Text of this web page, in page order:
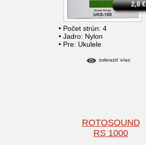
• Počet strún: 4
• Jadro: Nylon
• Pre: Ukulele
2,8€
zobraziť viac
ROTOSOUND
RS 1000